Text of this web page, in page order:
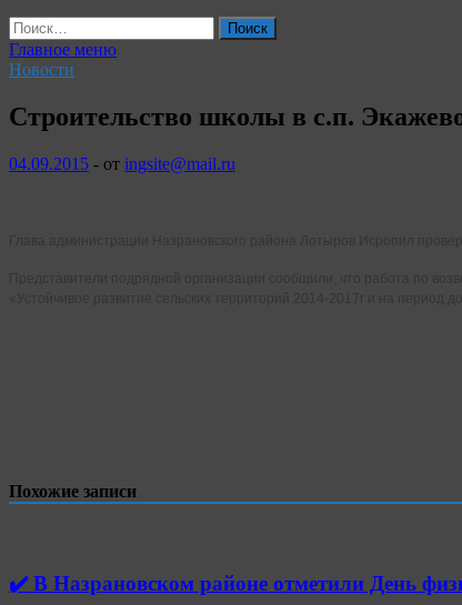
Найти:
Главное меню
Новости
Строительство школы в с.п.
04.09.2015 - от ingsite@mail.ru
Похожие записи
✔️ В Назрановском районе отметили День